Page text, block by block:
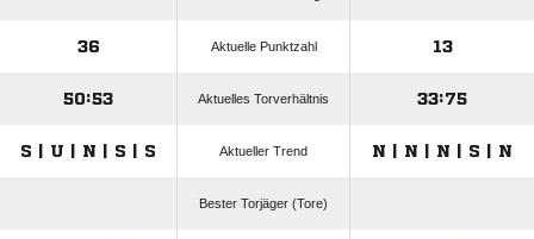
36 Aktuelle Punktzahl 13
50:53 Aktuelles Torverhältnis 33:75
S | U | N | S | S Aktueller Trend N | N | N | S | N
Bester Torjäger (Tore)